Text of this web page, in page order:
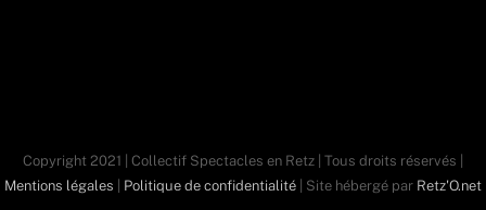
Copyright 2021 | Collectif Spectacles en Retz | Tous droits réservés |
Mentions légales
Politique de confidentialité | Site hébergé par Retz'O.net